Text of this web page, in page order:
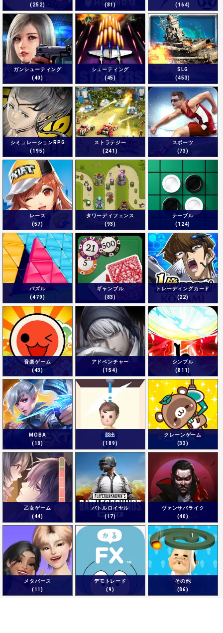
(252)
(81)
(164)
ガンシューティング
(40)
シューティング
(45)
SLG
(453)
シミュレーションRPG
(195)
ストラテジー
(241)
スポーツ
(73)
レース
(57)
タワーディフェンス
(93)
テーブル
(124)
パズル
(479)
ギャンブル
(83)
トレーディングカード
(22)
音楽ゲーム
(43)
アドベンチャー
(154)
シンプル
(811)
MOBA
(18)
脱出
(189)
クレーンゲーム
(33)
乙女ゲーム
(44)
バトルロイヤル
(17)
ヴァンサバライク
(40)
メタバース
(11)
デモトレード
(9)
その他
(86)